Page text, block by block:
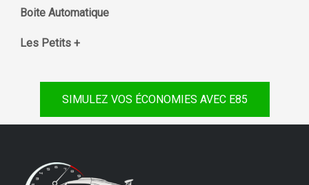
Boite Automatique
Les Petits +
SIMULEZ VOS ÉCONOMIES AVEC E85